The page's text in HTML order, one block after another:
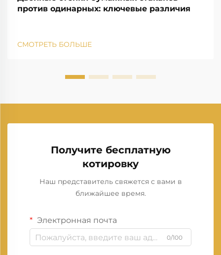
против одинарных: ключевые различия
СМОТРЕТЬ БОЛЬШЕ
Получите бесплатную
котировку
Наш представитель свяжется с вами в
ближайшее время.
Электронная почта
0/100